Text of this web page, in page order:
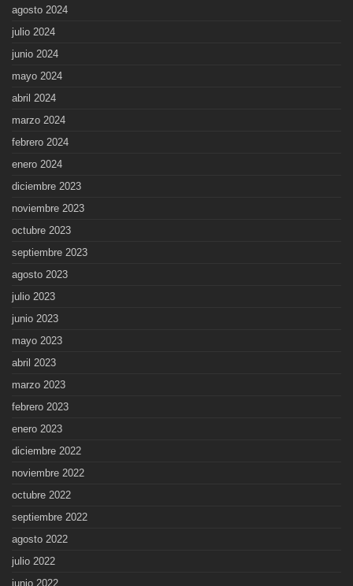
agosto 2024
julio 2024
junio 2024
mayo 2024
abril 2024
marzo 2024
febrero 2024
enero 2024
diciembre 2023
noviembre 2023
octubre 2023
septiembre 2023
agosto 2023
julio 2023
junio 2023
mayo 2023
abril 2023
marzo 2023
febrero 2023
enero 2023
diciembre 2022
noviembre 2022
octubre 2022
septiembre 2022
agosto 2022
julio 2022
junio 2022